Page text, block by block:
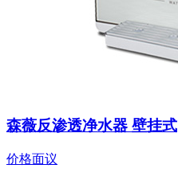
森薇反渗透净水器 壁挂式
价格面议